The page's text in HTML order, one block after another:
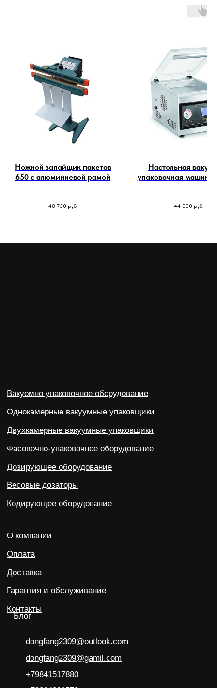
Ножной запайщик пакетов
650 с алюминиевой рамой
48 750 руб.
Настольная
упаковочная машина
44 000 руб.
Двухкамерные вакуумные упаковщики
Однокамерные вакуумные упаковщики
Вакуомно упаковочное оборудование
Фасовочно-упаковочное оборудование
Весовые дозаторы